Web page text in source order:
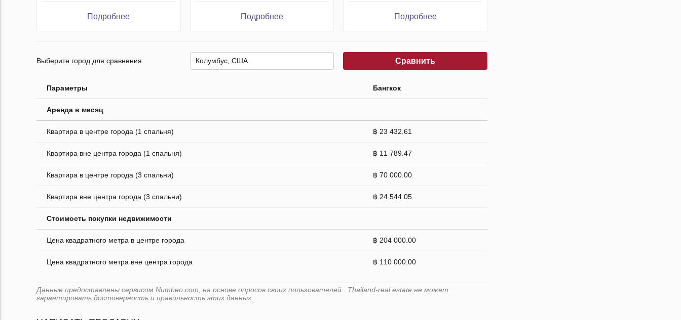
Подробнее Подробнее Подробнее
Выберите город для сравнения Сравнить
Параметры Бангкок
Аренда в месяц
Квартира в центре города (1 спальня) ฿ 23 432.61
Квартира вне центра города (1 спальня) ฿ 11 789.47
Квартира в центре города (3 спальни) ฿ 70 000.00
Квартира вне центра города (3 спальни) ฿ 24 544.05
Стоимость покупки недвижимости
Цена квадратного метра в центре города ฿ 204 000.00
Цена квадратного метра вне центра города ฿ 110 000.00
Данные предоставлены сервисом Numbeo.com, на основе опросов своих пользователей . Thailand-real.estate не может
гарантировать достоверность и правильность этих данных.